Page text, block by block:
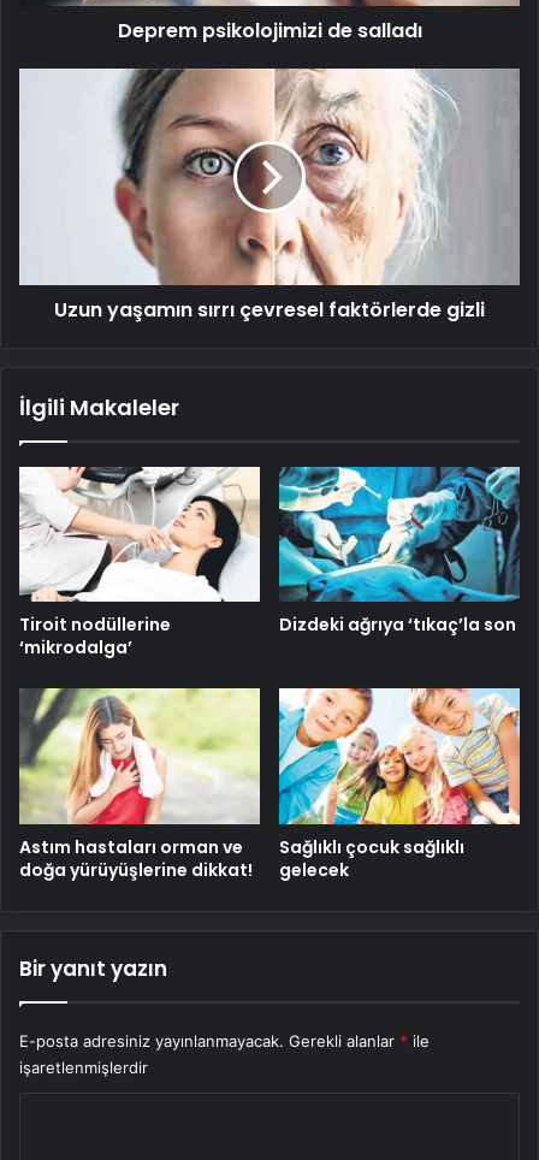
Deprem psikolojimizi de salladı
Uzun yaşamın sırrı çevresel faktörlerde gizli
İlgili Makaleler
Tiroit nodüllerine
‘mikrodalga’
Dizdeki ağrıya ‘tıkaç’la son
Astım hastaları orman ve
doğa yürüyüşlerine dikkat!
Sağlıklı çocuk sağlıklı
gelecek
Bir yanıt yazın
E-posta adresiniz yayınlanmayacak. Gerekli alanlar * ile
işaretlenmişlerdir